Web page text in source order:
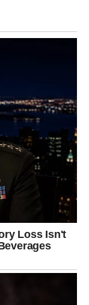
trenuci.
najveći ljubavni
emocije i